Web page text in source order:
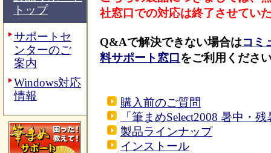
トップ
サポートセ
ンターのご
案内
Windows対応
情報
社窓口での対応は終了させてい
Q&Aで解決できない場合はコミ
料サポート窓口 をご利用くださ
購入前のご質問
「筆まめSelect2008 暑中・
製品ラインナップ
インストール